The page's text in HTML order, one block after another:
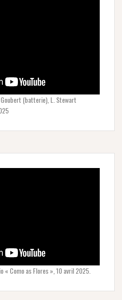
(batterie), L. Stewart
« Como as Flores », 10 avril 2025.